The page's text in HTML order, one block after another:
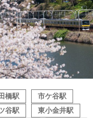
橋駅
市ケ谷駅
谷駅
東小金井駅